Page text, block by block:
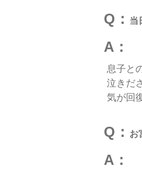
Q： 当
A：
息子と
泣きだ
気が回
Q： お
A：